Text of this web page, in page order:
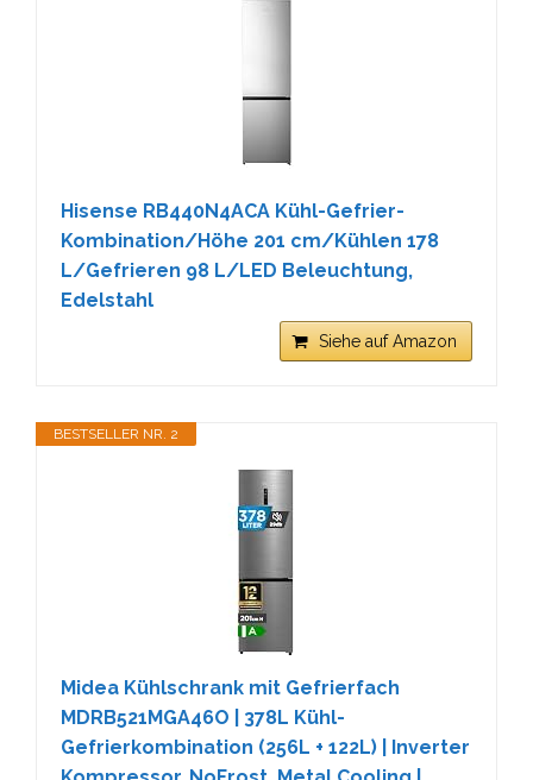
Hisense RB440N4ACA Kühl-Gefrier-
Kombination/Höhe 201 cm/Kühlen 178
L/Gefrieren 98 L/LED Beleuchtung,
Edelstahl
Siehe auf Amazon
BESTSELLER NR. 2
Midea Kühlschrank mit Gefrierfach
MDRB521MGA46O | 378L Kühl-
Gefrierkombination (256L + 122L) | Inverter